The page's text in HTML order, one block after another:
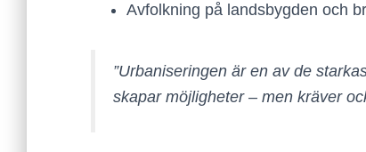
Avfolkning på landsbygden och
”Urbaniseringen är en av de
skapar möjligheter – men kräver